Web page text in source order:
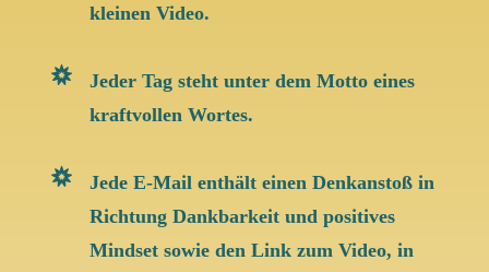
kleinen Video.
Jeder Tag steht unter dem Motto eines
kraftvollen Wortes.
Jede E-Mail enthält einen Denkanstoß in
Richtung Dankbarkeit und positives
Mindset sowie den Link zum Video, in